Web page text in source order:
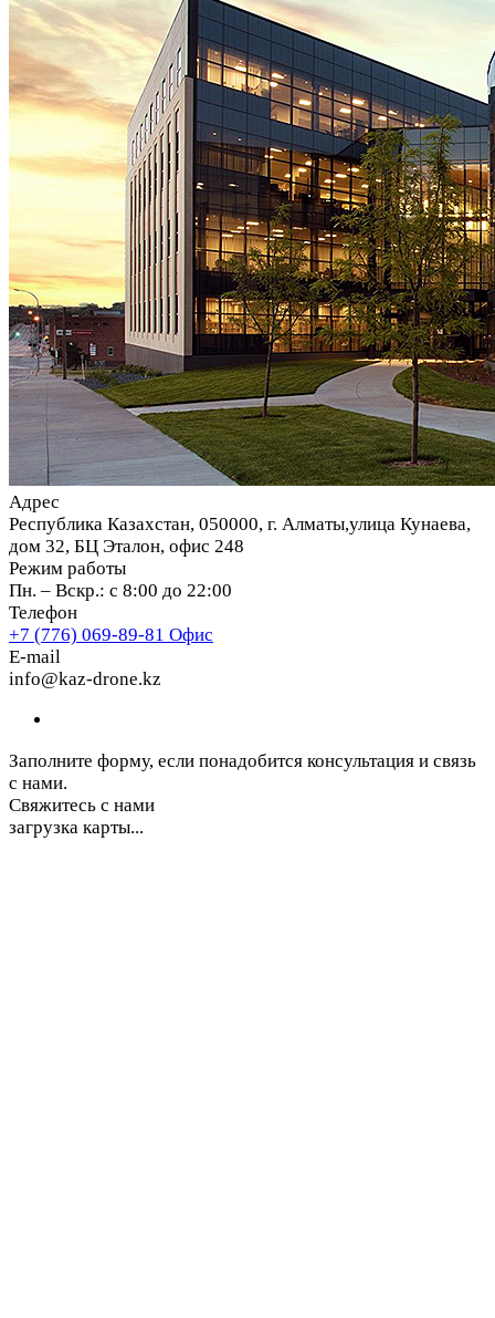
Адрес
Республика Казахстан, 050000, г. Алматы,улица Кунаева,
дом 32, БЦ Эталон, офис 248
Режим работы
Пн. – Вскр.: с 8:00 до 22:00
Телефон
+7 (776) 069-89-81 Офис
E-mail
info@kaz-drone.kz
Заполните форму, если понадобится консультация и связь
с нами.
Свяжитесь с нами
загрузка карты...